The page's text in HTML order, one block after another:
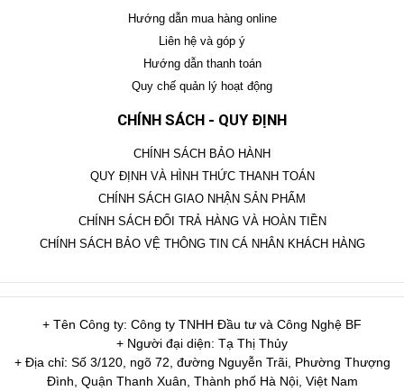
Hướng dẫn mua hàng online
Liên hệ và góp ý
Hướng dẫn thanh toán
Quy chế quản lý hoạt động
CHÍNH SÁCH - QUY ĐỊNH
CHÍNH SÁCH BẢO HÀNH
QUY ĐỊNH VÀ HÌNH THỨC THANH TOÁN
CHÍNH SÁCH GIAO NHẬN SẢN PHẨM
CHÍNH SÁCH ĐỔI TRẢ HÀNG VÀ HOÀN TIỀN
CHÍNH SÁCH BẢO VỆ THÔNG TIN CÁ NHÂN KHÁCH HÀNG
+ Tên Công ty: Công ty TNHH Đầu tư và Công Nghệ BF
+ Người đại diện: Tạ Thị Thủy
+ Địa chỉ: Số 3/120, ngõ 72, đường Nguyễn Trãi, Phường Thượng
Đình, Quận Thanh Xuân, Thành phố Hà Nội, Việt Nam